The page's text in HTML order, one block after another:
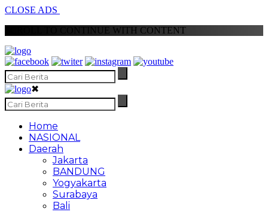
CLOSE ADS
SCROLL TO CONTINUE WITH CONTENT
✖
Home
NASIONAL
Daerah
Jakarta
BANDUNG
Yogyakarta
Surabaya
Bali